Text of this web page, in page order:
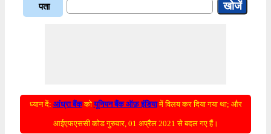
पता
ध्यान दें: आंध्रा बैंककोयूनियन बैंक ऑफ़ इंडियामें विलय कर दिया गया था; और
आईएफएससी कोड गुरुवार, 01 अप्रैल 2021 से बदल गए हैं।